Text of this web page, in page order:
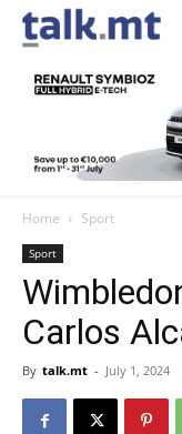
Home Sport
Sport
Carlos
By talk.mt - July 1, 2024